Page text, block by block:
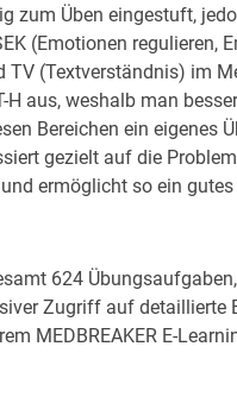
zum Üben eingestuft,
(Emotionen regulieren,
(Textverständnis) im
H aus, weshalb man
Bereichen ein eigenes
gezielt auf die
ermöglicht so ein
624
Zugriff auf detaillierte
MEDBREAKER E-